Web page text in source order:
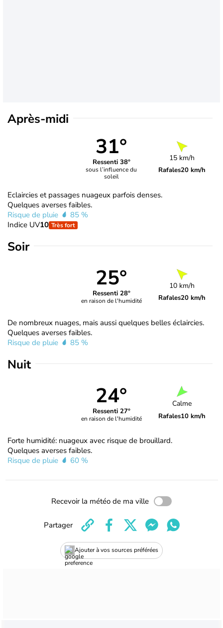
Après-midi
31°
Ressenti 38°
sous l’influence du
soleil
15 km/h
Rafales20 km/h
Eclaircies et passages nuageux parfois denses.
Quelques averses faibles.
Risque de pluie
85 %
Indice UV10 Très fort
Soir
25°
Ressenti 28°
en raison de l'humidité
10 km/h
Rafales20 km/h
De nombreux nuages, mais aussi quelques belles éclaircies.
Quelques averses faibles.
Risque de pluie
85 %
Nuit
24°
Ressenti 27°
en raison de l'humidité
Calme
Rafales10 km/h
Forte humidité: nuageux avec risque de brouillard.
Quelques averses faibles.
Risque de pluie
60 %
Recevoir la météo de ma ville
Ajouter à vos sources préférées
Partager